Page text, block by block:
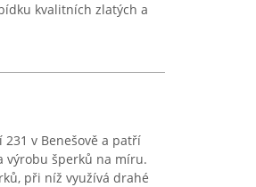
kvalitních zlatých a
v Benešově a patří
výrobu šperků na míru.
při níž využívá drahé